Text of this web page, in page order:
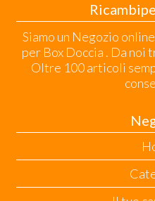
Siamo un Negozio
per Box Doccia . Da noi
Oltre 100 articoli